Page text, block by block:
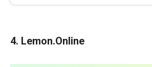
4. Lemon.Online